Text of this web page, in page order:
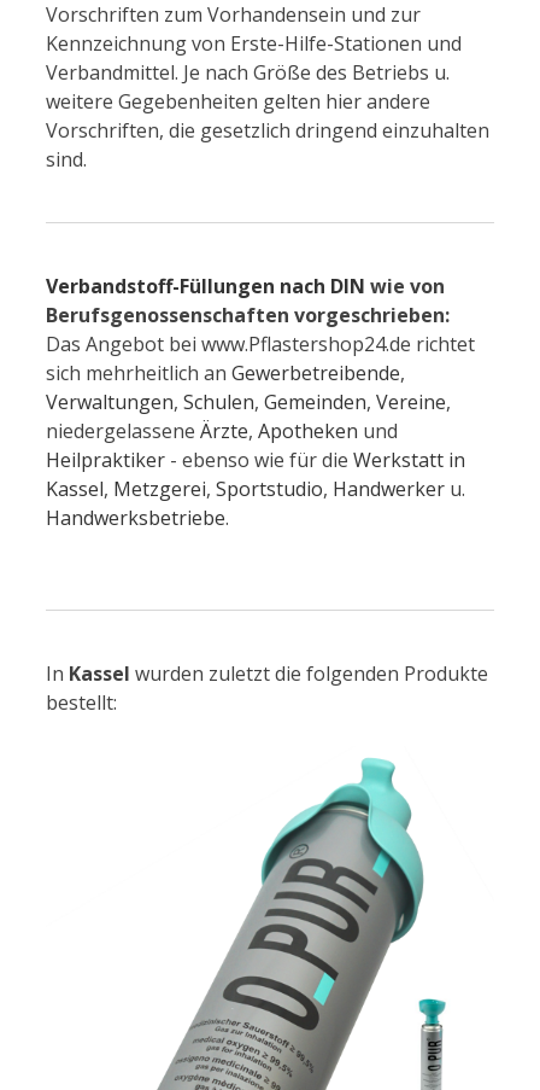
Vorschriften zum Vorhandensein und zur
Kennzeichnung von Erste-Hilfe-Stationen und
Verbandmittel. Je nach Größe des Betriebs u.
weitere Gegebenheiten gelten hier andere
Vorschriften, die gesetzlich dringend einzuhalten
sind.
Verbandstoff-Füllungen nach DIN wie von
Berufsgenossenschaften vorgeschrieben:
Das Angebot bei www.Pflastershop24.de richtet
sich mehrheitlich an Gewerbetreibende,
Verwaltungen, Schulen, Gemeinden, Vereine,
niedergelassene Ärzte, Apotheken und
Heilpraktiker - ebenso wie für die Werkstatt in
Kassel, Metzgerei, Sportstudio, Handwerker u.
Handwerksbetriebe.
In Kassel wurden zuletzt die folgenden Produkte
bestellt: